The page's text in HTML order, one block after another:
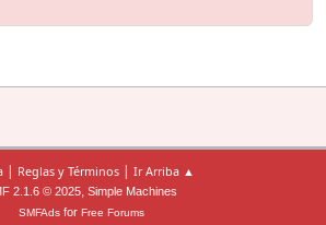
| Reglas y Términos | Ir Arriba ▲
2.1.6 © 2025, Simple Machines
SMFAdsfor Free Forums